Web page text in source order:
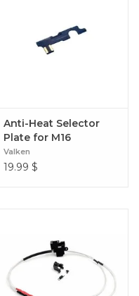
Anti-Heat Selector
Plate for M16
Valken
19.99 $